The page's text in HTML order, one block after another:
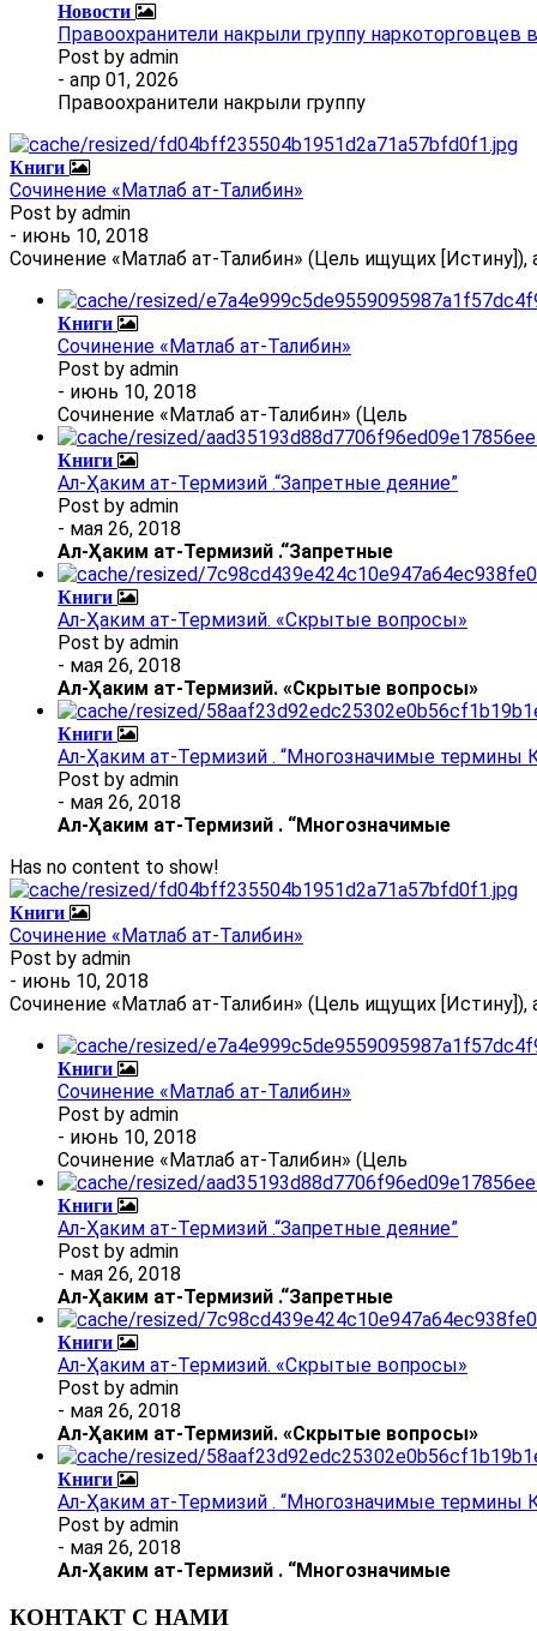
Новости
Правоохранители накрыли группу
Post by admin
- апр 01, 2026
Правоохранители накрыли группу
Книги
Сочинение «Матлаб ат-Талибин»
Post by admin
- июнь 10, 2018
Сочинение «Матлаб ат-Талибин» (Цель ищущих
Книги
Сочинение «Матлаб ат-Талибин»
Post by admin
- июнь 10, 2018
Сочинение «Матлаб ат-Талибин» (Цель
Книги
Ал-Ҳаким ат-Термизий .“Запретные деяние”
Post by admin
- мая 26, 2018
Ал-Ҳаким ат-Термизий .“Запретные
Книги
Ал-Ҳаким ат-Термизий. «Скрытые вопросы»
Post by admin
- мая 26, 2018
Ал-Ҳаким ат-Термизий. «Скрытые вопросы»
Книги
Ал-Ҳаким ат-Термизий . “Многозначимые термины
Post by admin
- мая 26, 2018
Ал-Ҳаким ат-Термизий . “Многозначимые
Has no content to show!
Книги
Сочинение «Матлаб ат-Талибин»
Post by admin
- июнь 10, 2018
Сочинение «Матлаб ат-Талибин» (Цель ищущих
Книги
Сочинение «Матлаб ат-Талибин»
Post by admin
- июнь 10, 2018
Сочинение «Матлаб ат-Талибин» (Цель
Книги
Ал-Ҳаким ат-Термизий .“Запретные деяние”
Post by admin
- мая 26, 2018
Ал-Ҳаким ат-Термизий .“Запретные
Книги
Ал-Ҳаким ат-Термизий. «Скрытые вопросы»
Post by admin
- мая 26, 2018
Ал-Ҳаким ат-Термизий. «Скрытые вопросы»
Книги
Ал-Ҳаким ат-Термизий . “Многозначимые термины
Post by admin
- мая 26, 2018
Ал-Ҳаким ат-Термизий . “Многозначимые
КОНТАКТ С НАМИ